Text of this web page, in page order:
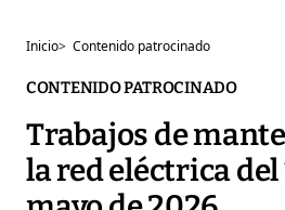
Inicio> Contenido patrocinado
CONTENIDO PATROCINADO
Trabajos de
la red eléctrica del